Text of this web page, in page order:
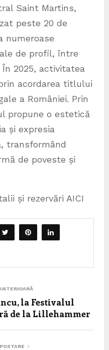
Saint Martins,
peste 20 de
numeroase
de profil, între
2025, activitatea
acordarea titlului
a României. Prin
propune o estetică
și expresia
transformând
de poveste și
și rezervări AICI
la Festivalul
de la Lillehammer